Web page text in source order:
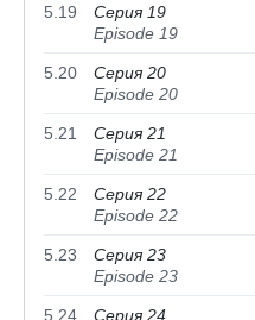
5.19
Серия 19
Episode 19
5.20
Серия 20
Episode 20
5.21
Серия 21
Episode 21
5.22
Серия 22
Episode 22
5.23
Серия 23
Episode 23
5.24 Серия 24